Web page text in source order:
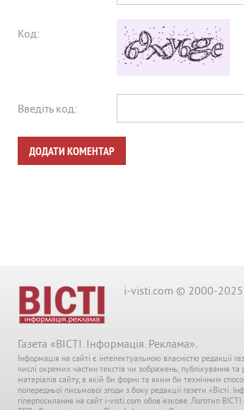
Код:
Введіть код:
ДОДАТИ КОМЕНТАР
i-visti.com © 2000-2025
Газета «ВІСТІ. Інформація. Реклама».
Інформація на сайті є інтелектуальною власністю редакції
числі окремих частин текстів чи зображень, публікування
матеріалів сайту, в якій би формі та яким би технічним
попередньої письмової згоди з боку редакції газети «Вісті.
гіперпосилання на сайт i-visti.com обов'язкове. Логотип